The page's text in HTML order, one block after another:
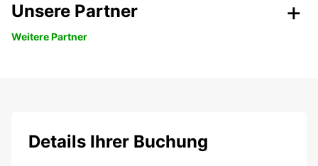
Unsere Partner
Weitere Partner
Details Ihrer Buchung